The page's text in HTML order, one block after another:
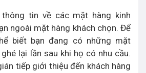
tin về các mặt hàng kinh
ngoài mặt hàng khách chọn. Để
biết bạn đang có những mặt
lại lần sau khi họ có nhu cầu.
tiếp giới thiệu đến khách hàng